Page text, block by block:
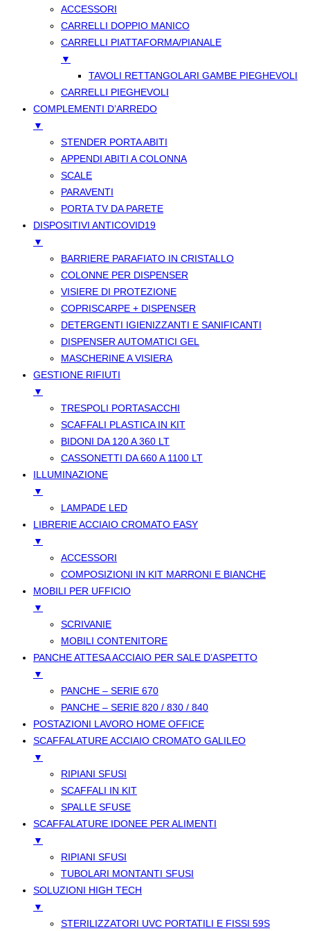
ACCESSORI
CARRELLI DOPPIO MANICO
CARRELLI PIATTAFORMA/PIANALE
▼
TAVOLI RETTANGOLARI GAMBE PIEGHEVOLI
CARRELLI PIEGHEVOLI
COMPLEMENTI D’ARREDO
▼
STENDER PORTA ABITI
APPENDI ABITI A COLONNA
SCALE
PARAVENTI
PORTA TV DA PARETE
DISPOSITIVI ANTICOVID19
▼
BARRIERE PARAFIATO IN CRISTALLO
COLONNE PER DISPENSER
VISIERE DI PROTEZIONE
COPRISCARPE + DISPENSER
DETERGENTI IGIENIZZANTI E SANIFICANTI
DISPENSER AUTOMATICI GEL
MASCHERINE A VISIERA
GESTIONE RIFIUTI
▼
TRESPOLI PORTASACCHI
SCAFFALI PLASTICA IN KIT
BIDONI DA 120 A 360 LT
CASSONETTI DA 660 A 1100 LT
ILLUMINAZIONE
▼
LAMPADE LED
LIBRERIE ACCIAIO CROMATO EASY
▼
ACCESSORI
COMPOSIZIONI IN KIT MARRONI E BIANCHE
MOBILI PER UFFICIO
▼
SCRIVANIE
MOBILI CONTENITORE
PANCHE ATTESA ACCIAIO PER SALE D’ASPETTO
▼
PANCHE – SERIE 670
PANCHE – SERIE 820 / 830 / 840
POSTAZIONI LAVORO HOME OFFICE
SCAFFALATURE ACCIAIO CROMATO GALILEO
▼
RIPIANI SFUSI
SCAFFALI IN KIT
SPALLE SFUSE
SCAFFALATURE IDONEE PER ALIMENTI
▼
RIPIANI SFUSI
TUBOLARI MONTANTI SFUSI
SOLUZIONI HIGH TECH
▼
STERILIZZATORI UVC PORTATILI E FISSI 59S